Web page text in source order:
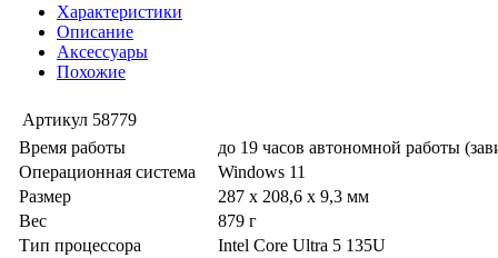
Характеристики
Описание
Аксессуары
Похожие
Артикул 58779
Время работы
до 19 часов автономной работы
Операционная система
Windows 11
Размер
287 x 208,6 x 9,3 мм
Вес
879 г
Тип процессора
Intel Core Ultra 5 135U